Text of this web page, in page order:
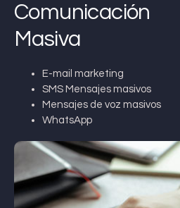
Comunicación
Masiva
E-mail marketing
SMS Mensajes masivos
Mensajes de voz masivos
WhatsApp